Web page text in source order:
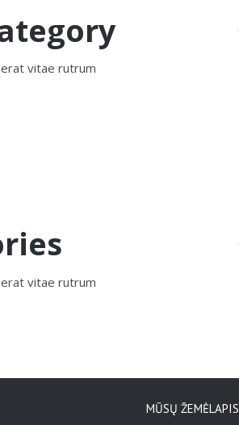
vitae rutrum
vitae rutrum
MŪSŲ ŽEMĖLAPIS